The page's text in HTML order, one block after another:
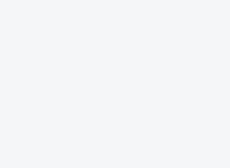
Pour démocratiser l’accès
que la barrière à l’entrée se
la plateforme de Revolut,
s’exposer aux monnaies